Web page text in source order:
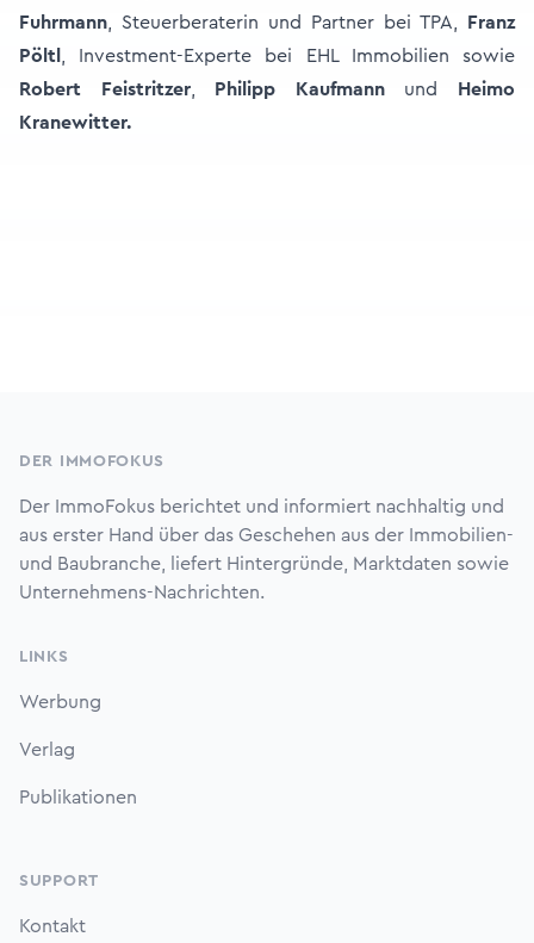
Fuhrmann , Steuerberaterin und Partner bei TPA,
Franz
Pöltl
, Investment-Experte bei EHL Immobilien sowie
Robert Feistritzer, Philipp Kaufmannund
Heimo
Kranewitter.
DER IMMOFOKUS
Der ImmoFokus berichtet und informiert nachhaltig und
aus erster Hand über das Geschehen aus der Immobilien-
und Baubranche, liefert Hintergründe, Marktdaten sowie
Unternehmens-Nachrichten.
LINKS
Werbung
Verlag
Publikationen
SUPPORT
Kontakt